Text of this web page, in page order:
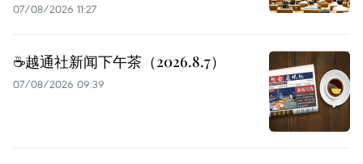
07/08/2026 11:27
☕️越通社新闻下午茶（2026.8.7）
07/08/2026 09:39